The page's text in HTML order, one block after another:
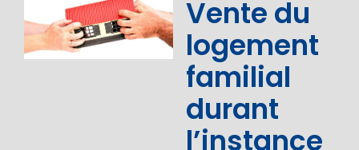
Méthodes
Expertises
Résultats
Vente du
logement
familial
durant
l’instance